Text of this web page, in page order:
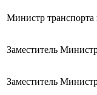
Министр транспорта
Заместитель
Заместитель